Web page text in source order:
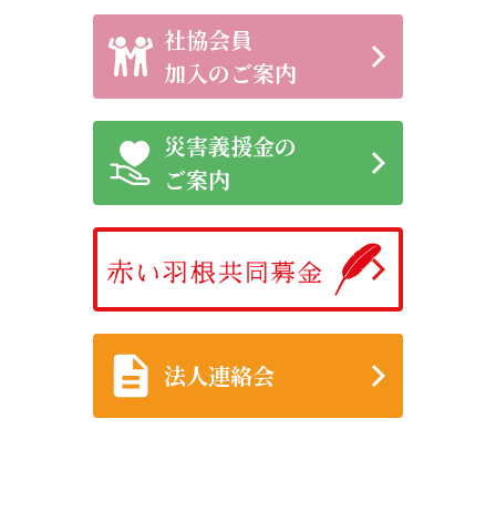
社協会員
加入のご案内
災害義援金の
ご案内
法人連絡会